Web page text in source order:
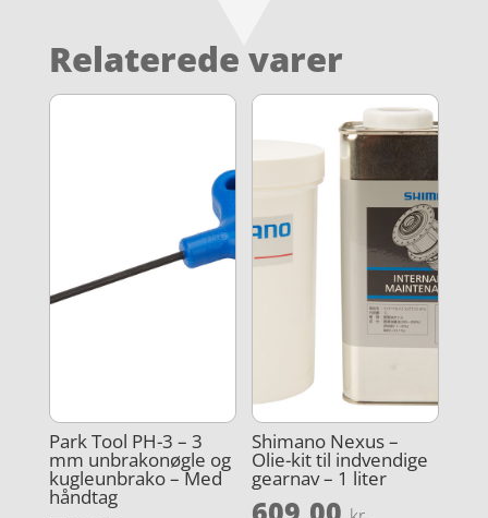
Relaterede varer
Park Tool PH-3 – 3
mm unbrakonøgle og
kugleunbrako – Med
håndtag
Shimano Nexus –
Olie-kit til indvendige
gearnav – 1 liter